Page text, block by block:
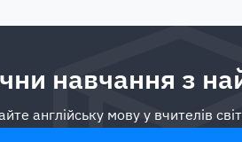
навчання з
англійську мову у вчителів